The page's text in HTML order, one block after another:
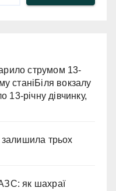
струмом 13-
станіБіля вокзалу
річну дівчинку,
залишила трьох
як шахраї